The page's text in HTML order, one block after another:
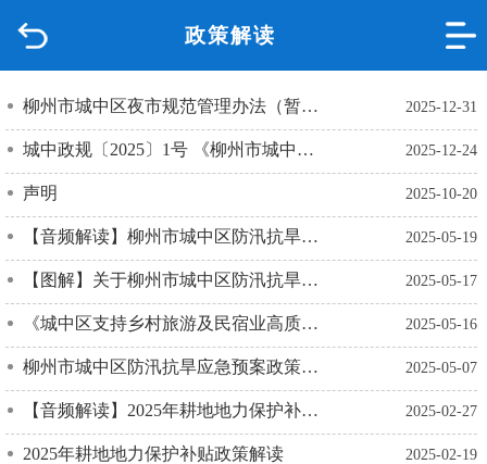
政策解读
品质城中
新闻中心
政府信息公开
网上办事
数据专题
2025-12-31
柳州市城中区夜市规范管理办法（暂行）政策解读
2025-12-24
城中政规〔2025〕1号 《柳州市城中区乡村地区“通则式”规划管理规定（试行）》政策解读
2025-10-20
声明
2025-05-19
【音频解读】柳州市城中区防汛抗旱应急预案政策解读
2025-05-17
【图解】关于柳州市城中区防汛抗旱应急预案政策解读
2025-05-16
《城中区支持乡村旅游及民宿业高质量发展实施意见》政策解读
2025-05-07
柳州市城中区防汛抗旱应急预案政策解读
2025-02-27
【音频解读】2025年耕地地力保护补贴政策解读
2025-02-19
2025年耕地地力保护补贴政策解读